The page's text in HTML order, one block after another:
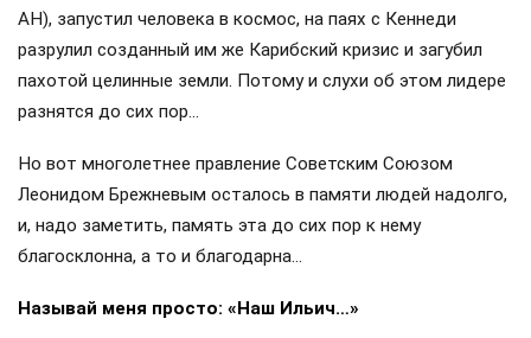
АН), запустил человека в космос, на паях с Кеннеди
разрулил созданный им же Карибский кризис и загубил
пахотой целинные земли. Потому и слухи об этом лидере
разнятся до сих пор…
Но вот многолетнее правление Советским Союзом
Леонидом Брежневым осталось в памяти людей надолго,
и, надо заметить, память эта до сих пор к нему
благосклонна, а то и благодарна…
Называй меня просто: «Наш Ильич…»